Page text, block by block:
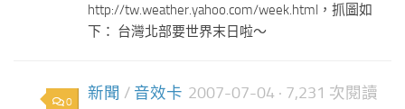
http://tw.weather.yahoo.com/week.html，抓圖如
下： 台灣北部要世界末日啦～
0 新聞 / 音效卡 2007-07-04 · 7,231 次閱讀